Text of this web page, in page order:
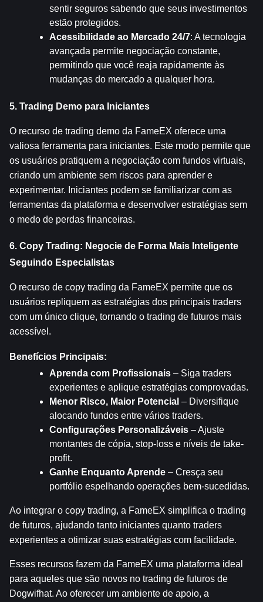
sentir seguros sabendo que seus investimentos
estão protegidos.
Acessibilidade ao Mercado 24/7: A tecnologia
avançada permite negociação constante,
permitindo que você reaja rapidamente às
mudanças do mercado a qualquer hora.
5. Trading Demo para Iniciantes
O recurso de trading demo da FameEX oferece uma
valiosa ferramenta para iniciantes. Este modo permite que
os usuários pratiquem a negociação com fundos virtuais,
criando um ambiente sem riscos para aprender e
experimentar. Iniciantes podem se familiarizar com as
ferramentas da plataforma e desenvolver estratégias sem
o medo de perdas financeiras.
6. Copy Trading: Negocie de Forma Mais Inteligente
Seguindo Especialistas
O recurso de copy trading da FameEX permite que os
usuários repliquem as estratégias dos principais traders
com um único clique, tornando o trading de futuros mais
acessível.
Benefícios Principais:
Aprenda com Profissionais – Siga traders
experientes e aplique estratégias comprovadas.
Menor Risco, Maior Potencial – Diversifique
alocando fundos entre vários traders.
Configurações Personalizáveis – Ajuste
montantes de cópia, stop-loss e níveis de take-
profit.
Ganhe Enquanto Aprende – Cresça seu
portfólio espelhando operações bem-sucedidas.
Ao integrar o copy trading, a FameEX simplifica o trading
de futuros, ajudando tanto iniciantes quanto traders
experientes a otimizar suas estratégias com facilidade.
Esses recursos fazem da FameEX uma plataforma ideal
para aqueles que são novos no trading de futuros de
Dogwifhat. Ao oferecer um ambiente de apoio, a